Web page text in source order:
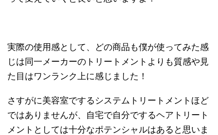
実際の使用感として、どの商品も僕が使ってみた感
じは同一メーカーのトリートメントよりも質感や見
た目はワンランク上に感じました！
さすがに美容室でするシステムトリートメントほど
ではありませんが、自宅で自分でするヘアトリート
メントとしては十分なポテンシャルはあると思いま